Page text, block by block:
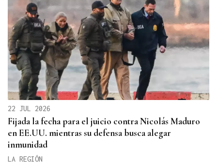
22 JUL 2026
Fijada la fecha para el juicio contra Nicolás Maduro
en EE.UU. mientras su defensa busca alegar
inmunidad
LA REGIÓN